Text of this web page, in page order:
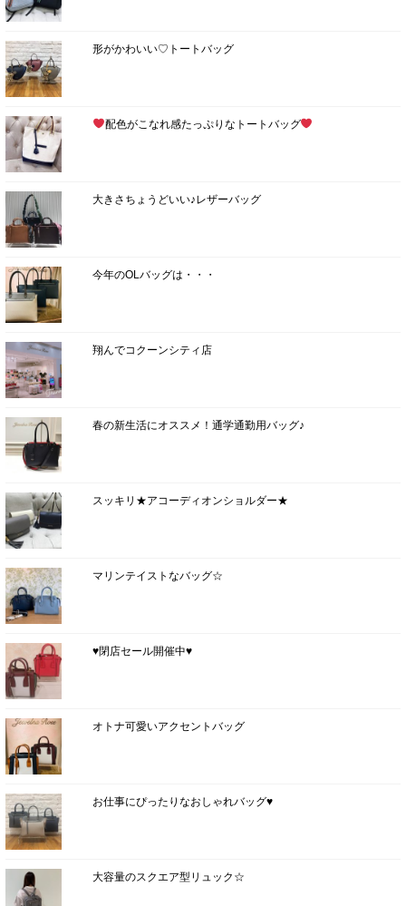
形がかわいい♡トートバッグ
配色がこなれ感たっぷりなトートバッグ
大きさちょうどいい♪レザーバッグ
今年のOLバッグは・・・
翔んでコクーンシティ店
春の新生活にオススメ！通学通勤用バッグ♪
スッキリ★アコーディオンショルダー★
マリンテイストなバッグ☆
♥閉店セール開催中♥
オトナ可愛いアクセントバッグ
お仕事にぴったりなおしゃれバッグ♥
大容量のスクエア型リュック☆